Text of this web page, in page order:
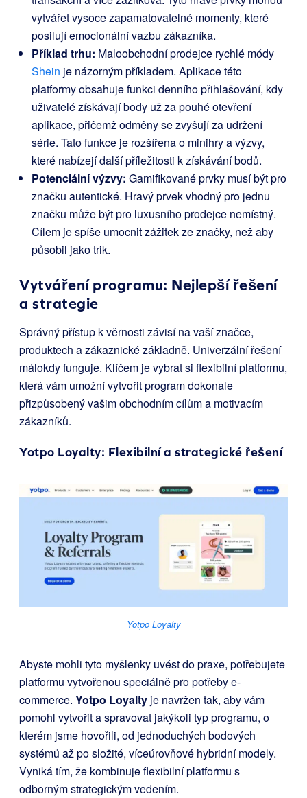
vytvářet vysoce zapamatovatelné momenty, které
posilují emocionální vazbu zákazníka.
Příklad trhu: Maloobchodní prodejce rychlé módy
Shein je názorným příkladem. Aplikace této
platformy obsahuje funkci denního přihlašování, kdy
uživatelé získávají body už za pouhé otevření
aplikace, přičemž odměny se zvyšují za udržení
série. Tato funkce je rozšířena o minihry a výzvy,
které nabízejí další příležitosti k získávání bodů.
Potenciální výzvy: Gamifikované prvky musí být pro
značku autentické. Hravý prvek vhodný pro jednu
značku může být pro luxusního prodejce nemístný.
Cílem je spíše umocnit zážitek ze značky, než aby
působil jako trik.
Vytváření programu: Nejlepší řešení
a strategie
Správný přístup k věrnosti závisí na vaší značce,
produktech a zákaznické základně. Univerzální řešení
málokdy funguje. Klíčem je vybrat si flexibilní platformu,
která vám umožní vytvořit program dokonale
přizpůsobený vašim obchodním cílům a motivacím
zákazníků.
Yotpo Loyalty: Flexibilní a strategické řešení
Yotpo Loyalty
Abyste mohli tyto myšlenky uvést do praxe, potřebujete
platformu vytvořenou speciálně pro potřeby e-
commerce. Yotpo Loyalty je navržen tak, aby vám
pomohl vytvořit a spravovat jakýkoli typ programu, o
kterém jsme hovořili, od jednoduchých bodových
systémů až po složité, víceúrovňové hybridní modely.
Vyniká tím, že kombinuje flexibilní platformu s
odborným strategickým vedením.